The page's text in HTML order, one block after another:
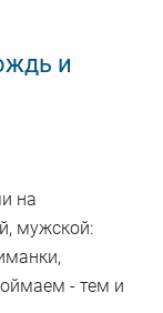
и
на
мужской:
- тем и